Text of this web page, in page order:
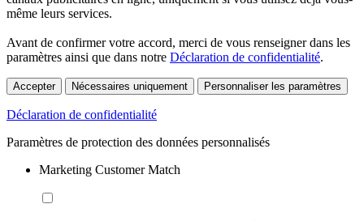
même leurs services.
Avant de confirmer votre accord, merci de vous renseigner dans les
paramètres ainsi que dans notre Déclaration de confidentialité.
Accepter Nécessaires uniquement Personnaliser les paramètres
Déclaration de confidentialité
Paramètres de protection des données personnalisés
Marketing Customer Match